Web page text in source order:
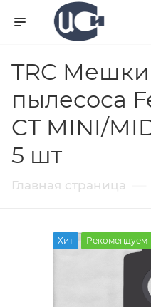
TRC
пылесоса
CT MINI/
5 шт
Главная страница
Хит Рекомендуем